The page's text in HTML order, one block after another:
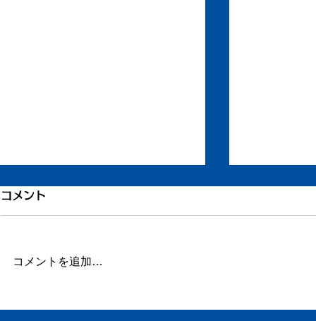
大川監督作
コメント
コメントを追加…